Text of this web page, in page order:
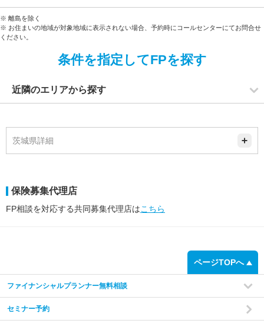
※ 離島を除く
※ お住まいの地域が対象地域に表示されない場合、予約時にコールセンターにてお問合せ
ください。
条件を指定してFPを探す
近隣のエリアから探す
茨城県詳細
保険募集代理店
FP相談を対応する共同募集代理店はこちら
ページTOPへ
ファイナンシャルプランナー無料相談
セミナー予約